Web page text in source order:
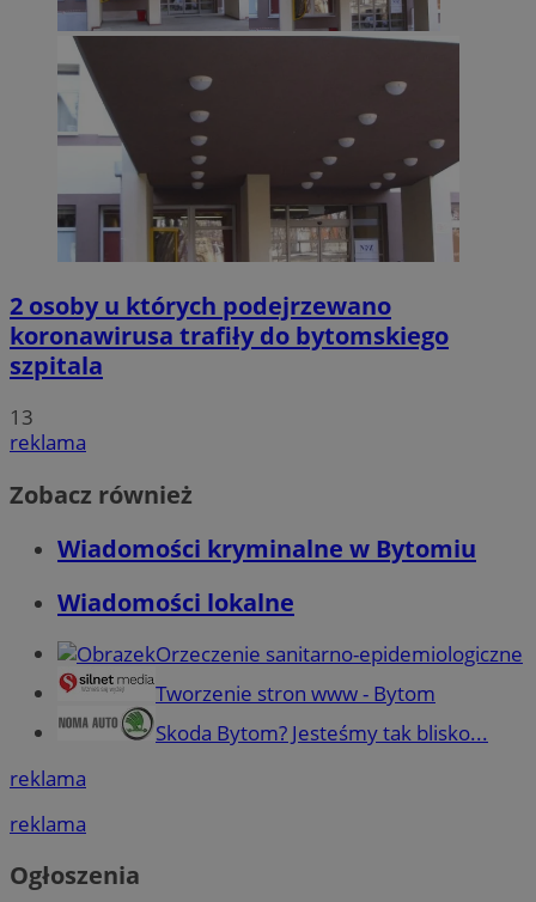
2 osoby u których podejrzewano
koronawirusa trafiły do bytomskiego
szpitala
13
reklama
Zobacz również
Wiadomości kryminalne w Bytomiu
Wiadomości lokalne
Orzeczenie sanitarno-epidemiologiczne
Tworzenie stron www - Bytom
Skoda Bytom? Jesteśmy tak blisko...
reklama
reklama
Ogłoszenia